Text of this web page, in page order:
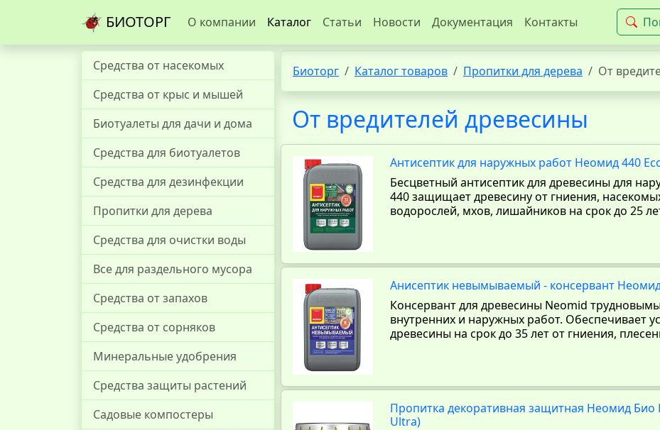
БИОТОРГ О компании Каталог Статьи Новости Документация Контакты
Средства от насекомых
Средства от крыс и мышей
Биотуалеты для дачи и дома
Средства для биотуалетов
Средства для дезинфекции
Пропитки для дерева
Средства для очистки воды
Все для раздельного мусора
Средства от запахов
Средства от сорняков
Минеральные удобрения
Средства защиты растений
Садовые компостеры
Биоторг Каталог товаров Пропитки для дерева От
От вредителей древесины
Антисептик для наружных работ Неомид 440
Бесцветный антисептик для древесины для
440 защищает древесину от гниения,
водорослей, мхов, лишайников на срок до 25
Анисептик невымываемый - консервант
Консервант для древесины Neomid
внутренних и наружных работ. Обеспечивает
древесины на срок до 35 лет от гниения,
Пропитка декоративная защитная Неомид Био
Ultra)